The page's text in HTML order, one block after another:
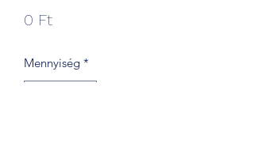
0 FtÁr
Mennyiség *